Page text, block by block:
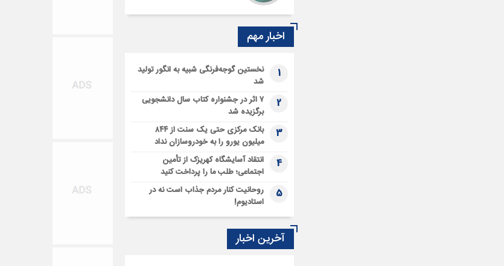
اخبار مهم
1
نخستین گوجه‌فرنگی شبیه به انگور تولید
شد
2
۷ اثر در جشنواره کتاب سال دانشجویی
برگزیده شد
3
بانک مرکزی حتی یک سنت از ۸۴۴
میلیون یورو را به خودروسازان نداد
4
انتقاد آسایشگاه کهریزک از تأمین
اجتماعی؛ طلب ما را پرداخت کنید
5
روحانیت کنار مردم جذاب است نه در
استادیوم!
آخرین اخبار